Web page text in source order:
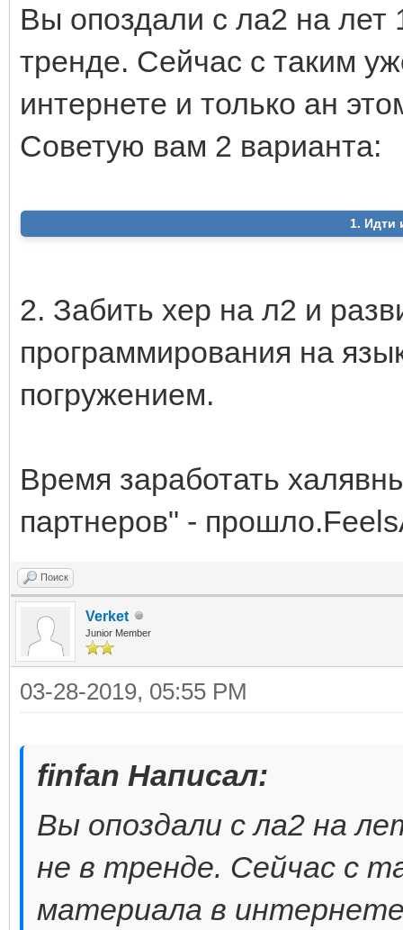
Вы опоздали с ла2 на лет
тренде. Сейчас с таким
интернете и только ан
Советую вам 2 варианта:
1. Идти
2. Забить хер на л2 и
программирования на
погружением.
Время заработать
партнеров" -
Поиск
Verket
Junior Member
03-28-2019, 05:55 PM
finfan Написал:
Вы опоздали с ла2 на
не в тренде. Сейчас с
материала в